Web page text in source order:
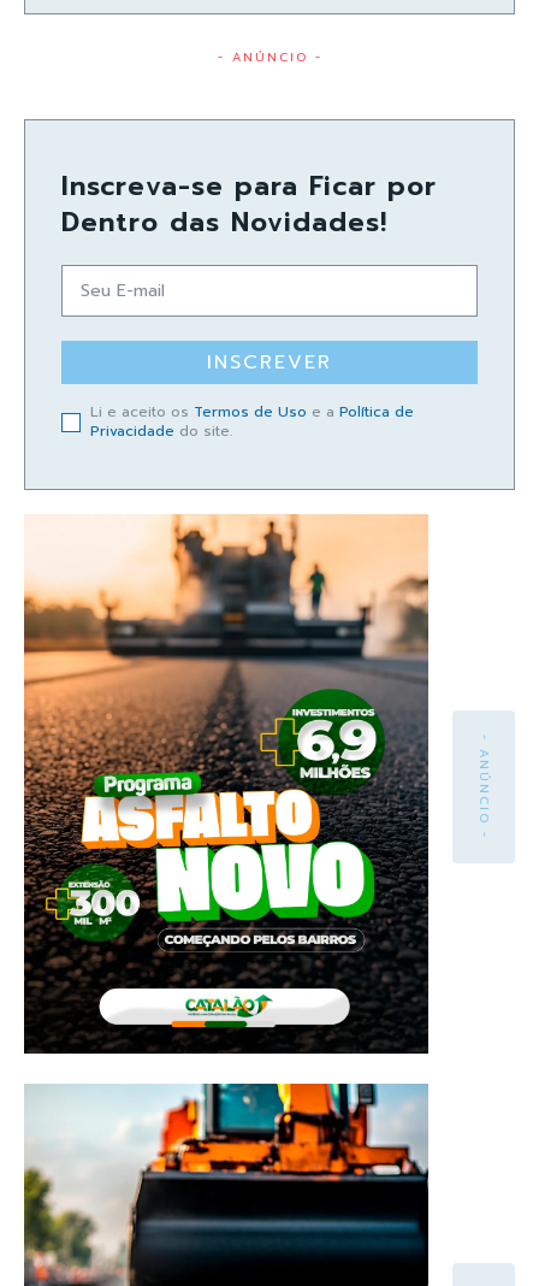
- ANÚNCIO -
Inscreva-se para Ficar por
Dentro das Novidades!
INSCREVER
Li e aceito os Termos de Uso e a Política de
Privacidade do site.
- ANÚNCIO -